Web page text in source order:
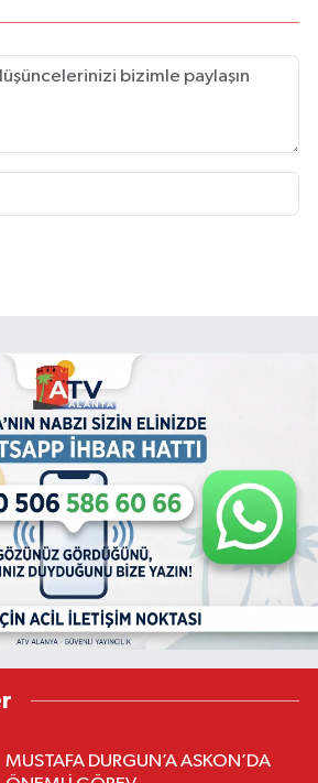
MUSTAFA DURGUN’A ASKON’DA